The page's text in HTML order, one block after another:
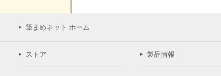
筆まめネット ホーム
ストア 製品情報